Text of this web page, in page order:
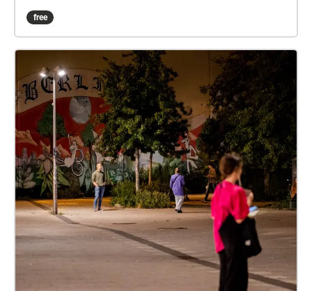
ourselves as a species wholly reliant upon the vital
role that moths play as nocturnal pollinators, hinges
night. Urban moths have taken one step closer to our
diurnal experience of time by desensitising their
attraction to artificial light. What will be our next
evolutionary move? Simply put on your headphones
and explore the area to discover what moths have to
say. Also available in German and in German Sign
Language (DGS).
free